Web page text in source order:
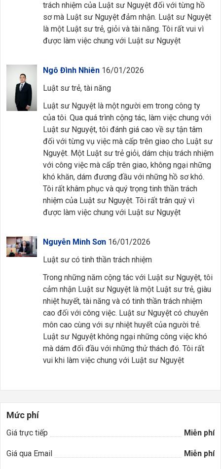
trách nhiệm của Luật sư Nguyệt đối với từng hồ
sơ mà Luật sư Nguyệt đảm nhận. Luật sư Nguyệt
là một Luật sư trẻ, giỏi và tài năng. Tôi rất vui vì
được làm việc chung với Luật sư Nguyệt
Ngô Đình Nhiên 16/01/2026
Luật sư trẻ, tài năng
Luật sư Nguyệt là một người em trong công ty
của tôi. Qua quá trình cộng tác, làm việc chung với
Luật sư Nguyệt, tôi đánh giá cao về sự tận tâm
đối với từng vụ việc mà cấp trên giao cho Luật sư
Nguyệt. Một Luật sư trẻ giỏi, dám chịu trách nhiệm
với công việc mà cấp trên giao, không ngại những
khó khăn, dám đương đầu với những hồ sơ khó.
Tôi rất khâm phục và quý trọng tinh thần trách
nhiệm của Luật sư Nguyệt. Tôi rất trân quý vì
được làm việc chung với Luật sư Nguyệt
Nguyễn Minh Sơn 16/01/2026
Luật sư có tinh thần trách nhiệm
Trong những năm cộng tác với Luật sư Nguyệt, tôi
cảm nhận Luật sư Nguyệt là một Luật sư trẻ, giàu
nhiệt huyết, tài năng và có tinh thần trách nhiệm
cao đối với công việc. Luật sư Nguyệt có chuyên
môn cao cùng với sự nhiệt huyết của người trẻ.
Luật sư Nguyệt không ngại những công việc khó
mà dám đối đầu với những thử thách đó. Tôi rất
vui khi làm việc chung với Luật sư Nguyệt
Mức phí
Giá trực tiếp Miễn phí
Giá qua Email Miễn phí